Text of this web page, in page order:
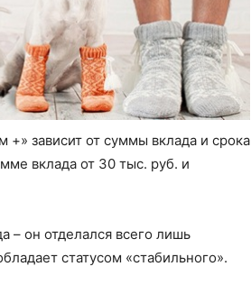
зависит от суммы вклада и срока
вклада от 30 тыс. руб. и
– он отделался всего лишь
статусом «стабильного».